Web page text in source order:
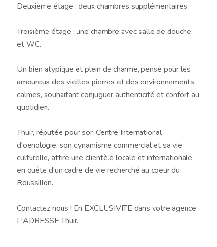
Deuxième étage : deux chambres supplémentaires.
Troisième étage : une chambre avec salle de douche
et WC.
Un bien atypique et plein de charme, pensé pour les
amoureux des vieilles pierres et des environnements
calmes, souhaitant conjuguer authenticité et confort au
quotidien.
Thuir, réputée pour son Centre International
d'oenologie, son dynamisme commercial et sa vie
culturelle, attire une clientèle locale et internationale
en quête d'un cadre de vie recherché au coeur du
Roussillon.
Contactez nous ! En EXCLUSIVITE dans votre agence
L'ADRESSE Thuir.